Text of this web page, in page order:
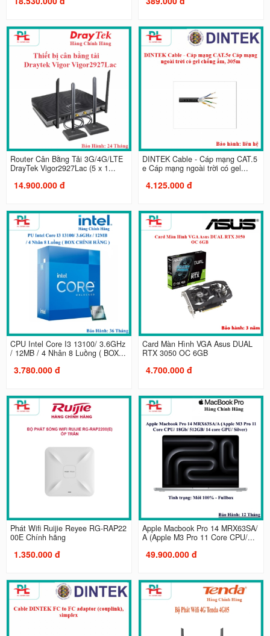
Router Cân Bằng Tải 3G/4G/LTE
DrayTek Vigor2927Lac (5 x 1...
14.900.000 đ
DINTEK Cable - Cáp mạng CAT.5
e Cáp mạng ngoài trời có gel...
4.125.000 đ
CPU Intel Core I3 13100/ 3.6GHz
/ 12MB / 4 Nhân 8 Luồng ( BOX...
3.780.000 đ
Card Màn Hình VGA Asus DUAL
RTX 3050 OC 6GB
4.700.000 đ
Phát Wifi Ruijie Reyee RG-RAP22
00E Chính hãng
1.350.000 đ
Apple Macbook Pro 14 MRX63SA/
A (Apple M3 Pro 11 Core CPU/...
49.900.000 đ